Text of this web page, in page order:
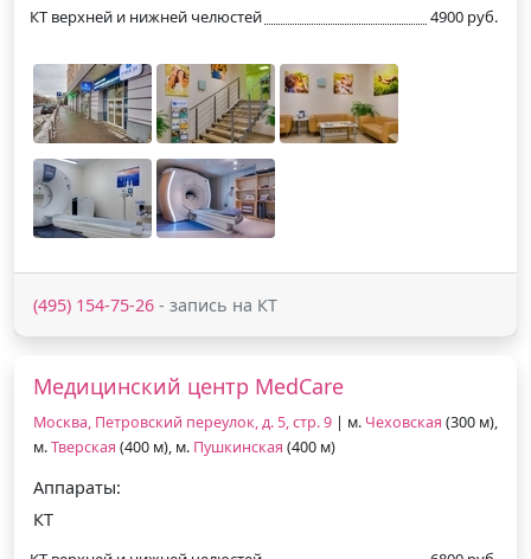
КТ верхней и нижней челюстей 4900 руб.
(495) 154-75-26 - запись на КТ
Медицинский центр MedCare
Москва, Петровский переулок, д. 5, стр. 9 | м. Чеховская (300 м),
м.Тверская (400 м), м. Пушкинская (400 м)
Аппараты:
КТ